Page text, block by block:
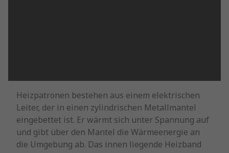
Heizpatronen bestehen aus einem elektrischen
Leiter, der in einen zylindrischen Metallmantel
eingebettet ist. Er wärmt sich unter Spannung auf
und gibt über den Mantel die Wärmeenergie an
die Umgebung ab. Das innen liegende Heizband